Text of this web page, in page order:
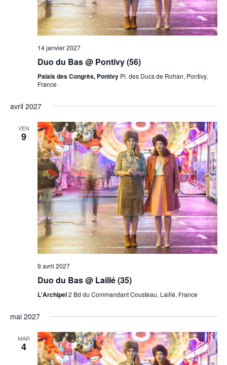
14 janvier 2027
Duo du Bas @ Pontivy (56)
Palais des Congrès, Pontivy Pl. des Ducs de Rohan, Pontivy,
France
avril 2027
VEN
9
9 avril 2027
Duo du Bas @ Laillé (35)
L'Archipel2 Bd du Commandant Cousteau, Laillé, France
mai 2027
MAR
4